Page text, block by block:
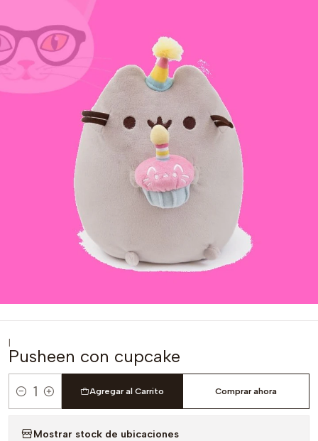
|
Pusheen con cupcake
Cantidad
Agregar al Carrito Comprar ahora
Mostrar stock de ubicaciones